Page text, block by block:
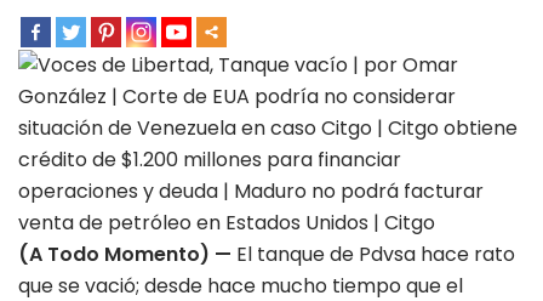
(A Todo Momento) — El tanque de Pdvsa hace rato
que se vació; desde hace mucho tiempo que el